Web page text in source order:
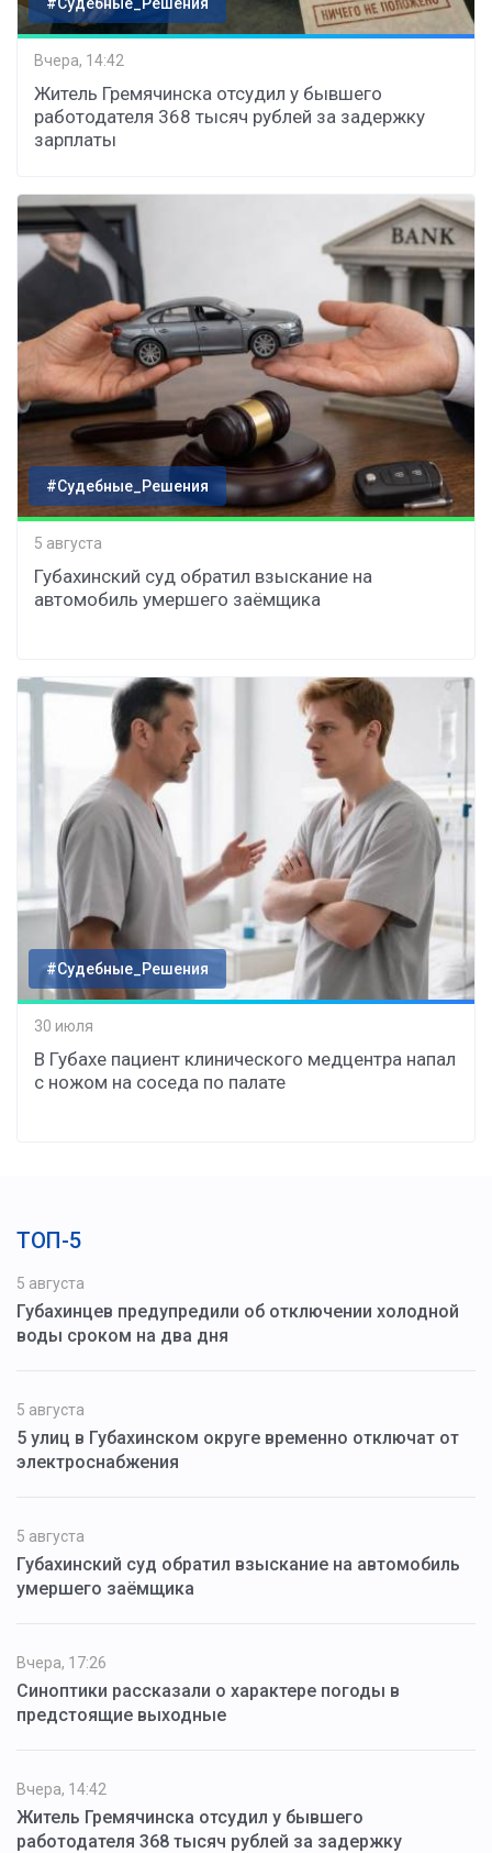
Вчера, 14:42
Житель Гремячинска отсудил у бывшего
работодателя 368 тысяч рублей за задержку
зарплаты
#Судебные_Решения
5 августа
Губахинский суд обратил взыскание на
автомобиль умершего заёмщика
#Судебные_Решения
30 июля
В Губахе пациент клинического медцентра напал
с ножом на соседа по палате
ТОП-5
5 августа
Губахинцев предупредили об отключении холодной
воды сроком на два дня
5 августа
5 улиц в Губахинском округе временно отключат от
электроснабжения
5 августа
Губахинский суд обратил взыскание на автомобиль
умершего заёмщика
Вчера, 17:26
Синоптики рассказали о характере погоды в
предстоящие выходные
Вчера, 14:42
Житель Гремячинска отсудил у бывшего
работодателя 368 тысяч рублей за задержку